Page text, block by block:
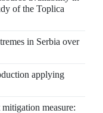
of the Toplica
in Serbia over
applying
measure: